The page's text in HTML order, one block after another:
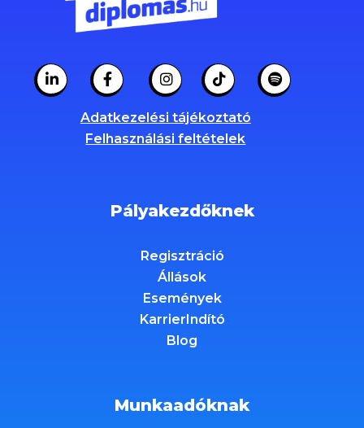
Adatkezelési tájékoztató
Felhasználási feltételek
Pályakezdőknek
Regisztráció
Állások
Események
KarrierIndító
Blog
Munkaadóknak